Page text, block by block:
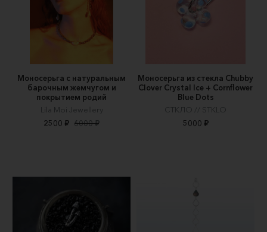
Моносерьга с натуральным
барочным жемчугом и
покрытием родий
Lila Moi Jewellery
2500 ₽ 6000 ₽
Моносерьга из стекла Chubby
Clover Crystal Ice + Cornflower
Blue Dots
СТКЛО // STKLO
5000 ₽